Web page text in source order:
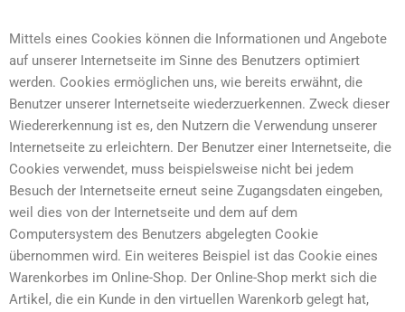
Mittels eines Cookies können die Informationen und Angebote
auf unserer Internetseite im Sinne des Benutzers optimiert
werden. Cookies ermöglichen uns, wie bereits erwähnt, die
Benutzer unserer Internetseite wiederzuerkennen. Zweck dieser
Wiedererkennung ist es, den Nutzern die Verwendung unserer
Internetseite zu erleichtern. Der Benutzer einer Internetseite, die
Cookies verwendet, muss beispielsweise nicht bei jedem
Besuch der Internetseite erneut seine Zugangsdaten eingeben,
weil dies von der Internetseite und dem auf dem
Computersystem des Benutzers abgelegten Cookie
übernommen wird. Ein weiteres Beispiel ist das Cookie eines
Warenkorbes im Online-Shop. Der Online-Shop merkt sich die
Artikel, die ein Kunde in den virtuellen Warenkorb gelegt hat,